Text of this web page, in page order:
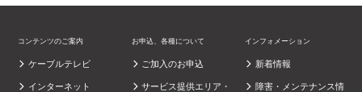
コンテンツのご案内
ケーブルテレビ
インターネット
お申込、各種について
ご加入のお申込
サービス提供エリア・
インフォメーション
新着情報
障害・メンテナンス情